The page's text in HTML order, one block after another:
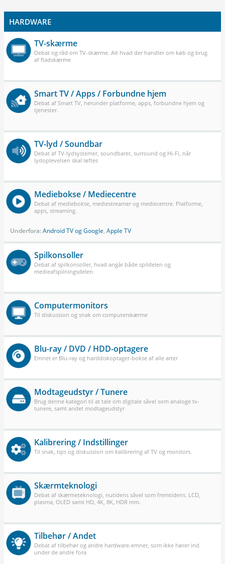
HARDWARE
TV-skærme
Debat og råd om TV-skærme. Alt hvad der handler om køb og brug
af fladskærme
Smart TV / Apps / Forbundne hjem
Debat af Smart TV, herunder platforme, apps, forbundne hjem og
tjenester.
TV-lyd / Soundbar
Debat af TV-lydsystemer, soundbarer, surround og Hi-Fi, når
lydoplevelsen skal løftes
Mediebokse / Mediecentre
Debat af mediebokse, mediestreamer og mediecentre. Platforme,
apps, streaming.
Underfora:Android TV og Google, Apple TV
Spilkonsoller
Debat af spilkonsoller, hvad angår både spildelen og
medieafspilningsdelen
Computermonitors
Til diskussion og snak om computerskærme
Blu-ray / DVD / HDD-optagere
Emnet er Blu-ray og harddiskoptager-bokse af alle arter
Modtageudstyr / Tunere
Brug denne kategori til at tale om digitale såvel som analoge tv-
tunere, samt andet modtageudstyr
Kalibrering / Indstillinger
Til snak, tips og diskussion om kalibrering af TV og monitors.
Skærmteknologi
Debat af skærmeteknologi, nutidens såvel som fremtidens. LCD,
plasma, OLED samt HD, 4K, 8K, HDR mm.
Tilbehør / Andet
Debat af tilbehør og andre hardware-emner, som ikke hører ind
under de andre fora